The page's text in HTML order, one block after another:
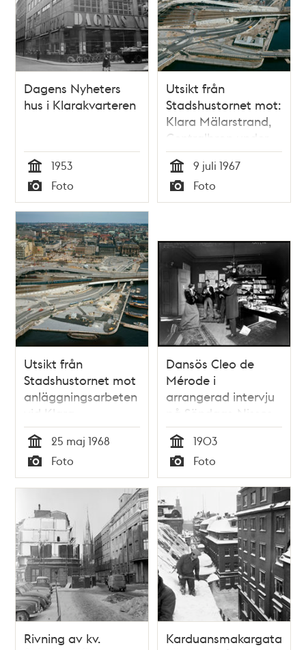
Dagens Nyheters
hus i Klarakvarteren
Tid
1953
Typ
Foto
Utsikt från
Stadshustornet mot:
Klara Mälarstrand,
Centralbron under
byggnad,
Tegelbacken, rivna
Klarakvarter och
nedre Norrmalm
Tid
9 juli 1967
Typ
Foto
Utsikt från
Stadshustornet mot
anläggningsarbeten
vid Klara
Mälarstrand samt
Centralbron,
Tegelbacken, rivna
Klarakvarter och
Tid
25 maj 1968
Typ
Foto
Dansös Cleo de
Mérode i
arrangerad intervju
på Söndags-Nisses
redaktion
Tid
1903
Typ
Foto
Rivning av kv.
Karduansmakargatan